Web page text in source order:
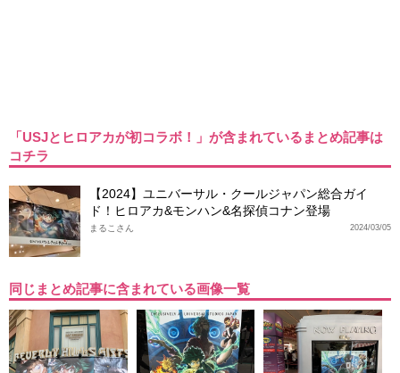
「USJとヒロアカが初コラボ！」が含まれているまとめ記事は
コチラ
【2024】ユニバーサル・クールジャパン総合ガイ
ド！ヒロアカ&モンハン&名探偵コナン登場
2024/03/05
まるこさん
同じまとめ記事に含まれている画像一覧